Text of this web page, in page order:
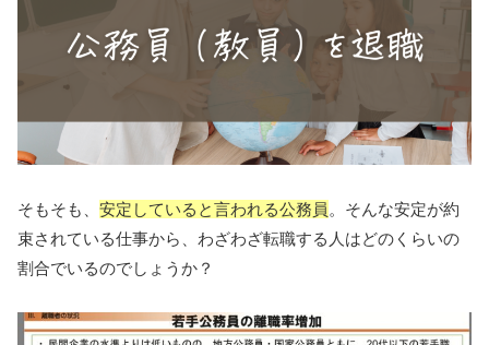
そもそも、 安定していると言われる公務員 。そんな安定が約
束されている仕事から、わざわざ転職する人はどのくらいの
割合でいるのでしょうか？